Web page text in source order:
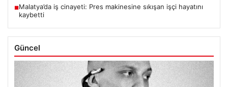
■Malatya’da iş cinayeti: Pres makinesine sıkışan işçi hayatını
kaybetti
Güncel